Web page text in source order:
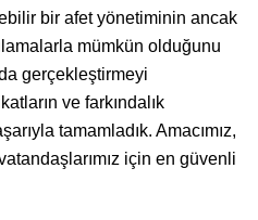
bir afet yönetiminin ancak
mümkün olduğunu
gerçekleştirmeyi
ve farkındalık
tamamladık. Amacımız,
için en güvenli